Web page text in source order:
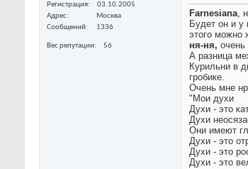
Регистрация
03.10.2005
Адрес
Москва
Сообщений
1336
Вес репутации 56
Farnesiana,
Будет он и у
этого можно
ня-ня,
А разница
Курильни в
гробике.
Очень мне
"Мои духи
Духи - это
Духи
Они имеют
Духи - это
Духи - это
Духи - это